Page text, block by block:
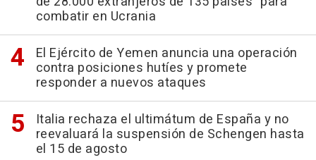
combatir en Ucrania
El Ejército de Yemen anuncia una operación
contra posiciones hutíes y promete
responder a nuevos ataques
Italia rechaza el ultimátum de España y no
reevaluará la suspensión de Schengen hasta
el 15 de agosto